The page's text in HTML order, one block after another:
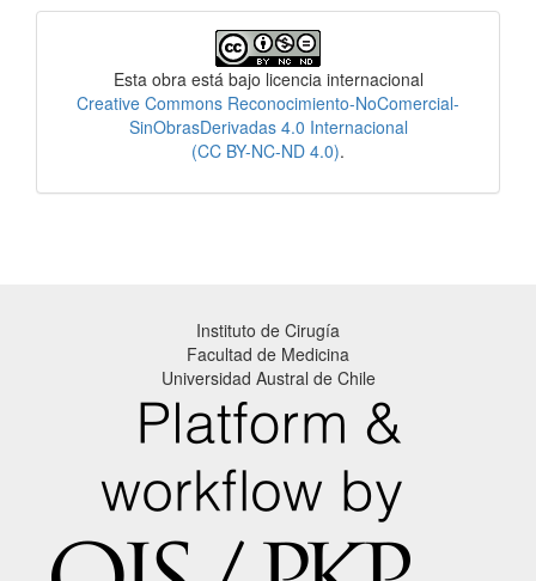
Esta obra está bajo licencia internacional
Creative Commons Reconocimiento-NoComercial-
SinObrasDerivadas 4.0 Internacional
(CC BY-NC-ND 4.0).
Instituto de Cirugía
Facultad de Medicina
Universidad Austral de Chile